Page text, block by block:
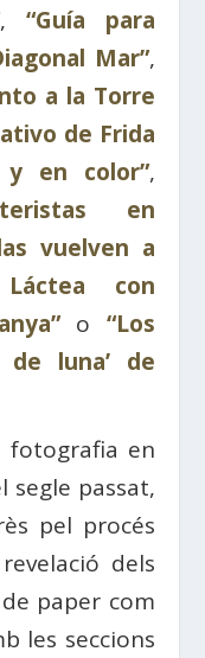
, “Guía para
Mar”,
a la Torre
de Frida
y en color”,
en
vuelven a
con
o “Los
de luna’ de
fotografia en
segle passat,
pel procés
dels
paper com
les seccions